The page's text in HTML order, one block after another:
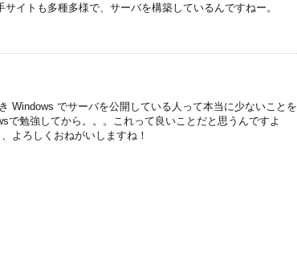
イトも多種多様で、サーバを構築しているんですねー。
Windows でサーバを公開している人って本当に少ないことを
勉強してから。。。これって良いことだと思うんですよ
よろしくおねがいしますね！